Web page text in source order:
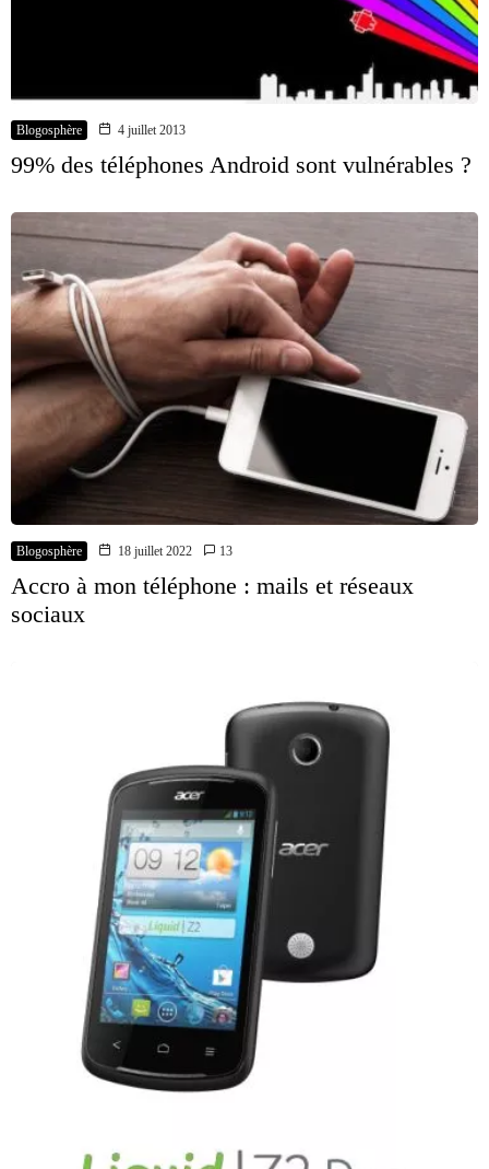
Blogosphère 4 juillet 2013
99% des téléphones Android sont vulnérables ?
Blogosphère 18 juillet 2022 13
Accro à mon téléphone : mails et réseaux
sociaux